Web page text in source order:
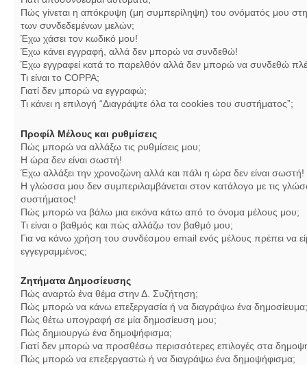
Πώς γίνεται η απόκρυψη (μη συμπερίληψη) του ονόματός μου στη
των συνδεδεμένων μελών;
Έχω χάσει τον κωδικό μου!
Έχω κάνει εγγραφή, αλλά δεν μπορώ να συνδεθώ!
Έχω εγγραφεί κατά το παρελθόν αλλά δεν μπορώ να συνδεθώ
Τι είναι το COPPA;
Γιατί δεν μπορώ να εγγραφώ;
Τι κάνει η επιλογή “Διαγράψτε όλα τα cookies του συστήματος”;
Προφίλ Μέλους και ρυθμίσεις
Πώς μπορώ να αλλάξω τις ρυθμίσεις μου;
Η ώρα δεν είναι σωστή!
Έχω αλλάξει την χρονοζώνη αλλά και πάλι η ώρα δεν είναι σωστή!
Η γλώσσα μου δεν συμπεριλαμβάνεται στον κατάλογο με τις
συστήματος!
Πώς μπορώ να βάλω μια εικόνα κάτω από το όνομα μέλους μου;
Τι είναι ο βαθμός και πώς αλλάζω τον βαθμό μου;
Για να κάνω χρήση του συνδέσμου email ενός μέλους πρέπει να
εγγεγραμμένος;
Ζητήματα Δημοσίευσης
Πώς αναρτώ ένα θέμα στην Δ. Συζήτηση;
Πώς μπορώ να κάνω επεξεργασία ή να διαγράψω ένα δημοσίευμα;
Πώς θέτω υπογραφή σε μία δημοσίευση μου;
Πώς δημιουργώ ένα δημοψήφισμα;
Γιατί δεν μπορώ να προσθέσω περισσότερες επιλογές στα
Πώς μπορώ να επεξεργαστώ ή να διαγράψω ένα δημοψήφισμα;